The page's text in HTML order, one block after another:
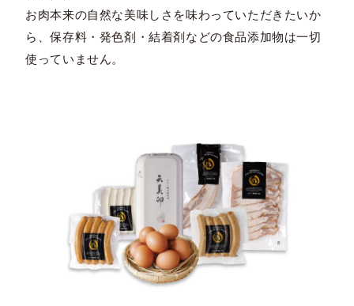
お肉本来の自然な美味しさを味わっていただきたいか
ら、保存料・発色剤・結着剤などの食品添加物は一切
使っていません。